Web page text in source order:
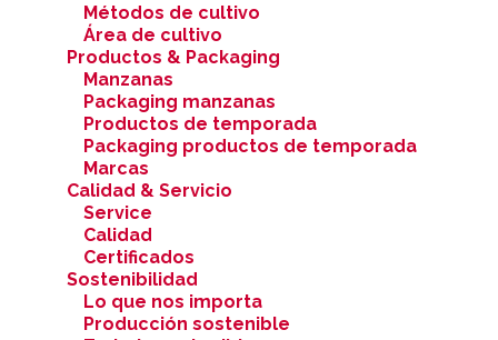
Métodos de cultivo
Área de cultivo
Productos & Packaging
Manzanas
Packaging manzanas
Productos de temporada
Packaging productos de temporada
Marcas
Calidad & Servicio
Service
Calidad
Certificados
Sostenibilidad
Lo que nos importa
Producción sostenible